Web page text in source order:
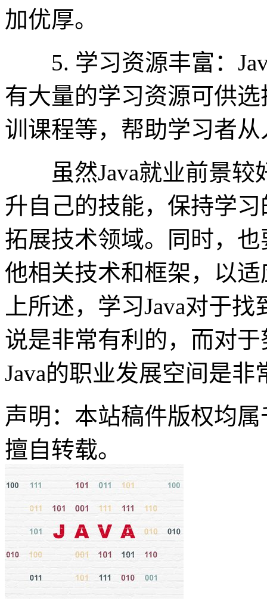
加优厚。
5. 学习资源丰富：
有大量的学习资源可供
训课程等，帮助学习者从
虽然Java就业前景较
升自己的技能，保持学
拓展技术领域。同时，
他相关技术和框架，以
上所述，学习Java对于
说是非常有利的，而对
Java的职业发展空间是非
声明：本站稿件版权均
擅自转载。